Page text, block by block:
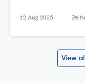
12 Aug 2025 Zeitschrift
View